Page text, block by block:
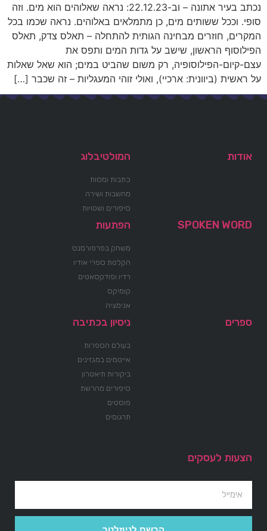
נכתב בעיר אתונה – וב-22.12.23: נראה שאלוהים הוא מים. וזה
סופי. וככל ששותים מים, כן מתמלאים באלוהים. נראה שכמו בכל
המקרים, חוזרים מבחינה הגותית להתחלה – תאלס צדק, תאלס
הפילוסוף הראשון, שישב על גדות המים ותפס את
עצם-קיום-הפילוסופיה, רק משום שהביט במים; הוא שאל שאלות
על ראשית (ביוונית: ארכיי), ואולי זוהי המעגליות – זה שכבר […]
אודות המולטיבלוג
כתבות ומסות
מחשבות ושירה
סיפורים ושטויות
SPOKEN WORD הפתעות
משחק בפרפורמנס
הקלטת ספרי אודיו
רדיו ופודקסאטים
קומיקס
אנימציה
ספרים ניסיון בכתיבה
בעולם הספרות
אייטמים במגזינים
ביקורות תיאטרון
סיפורים מהרשת
פוסטים
תרגומים
הצעות לעסקים